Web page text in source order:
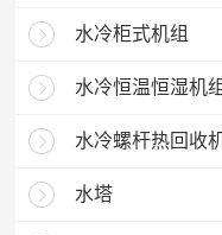
水冷柜式机组
水冷恒温恒湿机组
水冷螺杆热回收
水塔